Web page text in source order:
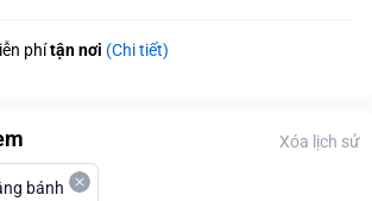
phítận nơi (Chi tiết)
Xóa lịch sử
bánh